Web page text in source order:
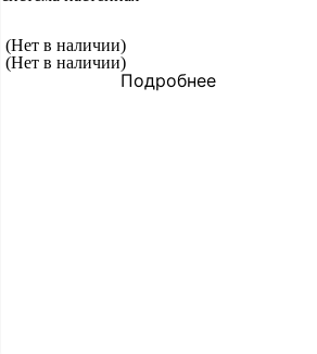
(Нет в наличии)
(Нет в наличии)
Подробнее